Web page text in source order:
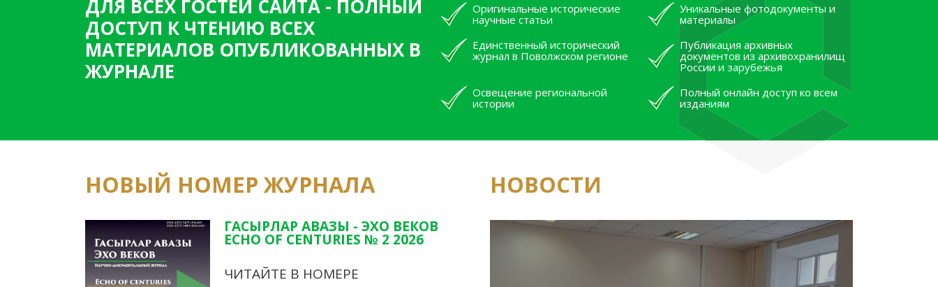
ДЛЯ ВСЕХ ГОСТЕЙ САЙТА - ПОЛНЫЙ
ДОСТУП К ЧТЕНИЮ ВСЕХ
МАТЕРИАЛОВ ОПУБЛИКОВАННЫХ В
ЖУРНАЛЕ
Оригинальные исторические
научные статьи
Уникальные фотодокументы и
материалы
Единственный исторический
журнал в Поволжском регионе
Публикация архивных
документов из архивохранилищ
России и зарубежья
Освещение региональной
истории
Полный онлайн доступ ко всем
изданиям
НОВЫЙ НОМЕР ЖУРНАЛА
ГАСЫРЛАР АВАЗЫ - ЭХО ВЕКОВ
ECHO OF CENTURIES № 2 2026
ЧИТАЙТЕ В НОМЕРЕ
НОВОСТИ
Юным исследователям рассказали об архивных